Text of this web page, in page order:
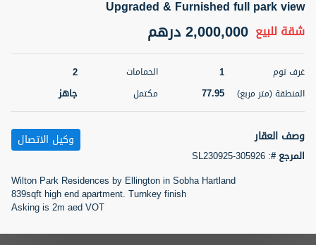
2BR Golf, Pool & Villa View | 3 Bathrooms | 1,274.77 Sq
Ft | Ellington House II
للبيع 4,100,000 درهم
22
2
3
المنطقة (متر
مربع)
118.34
غير مفروش /ة
رقم الوسيط
5 أشهر +
Upgraded & Furnished full park view
شقة للبيع 2,000,000 درهم
غرف نوم 1 الحمامات 2
المنطقة (متر مربع) 77.95 مكتمل جاهز
وصف العقار
المرجع #:
SL230925-305926
وكيل الاتصال
Wilton Park Residences by Ellington in Sobha Hartland
839sqft high end apartment. Turnkey finish
Asking is 2m aed VOT المفضلة خريطة